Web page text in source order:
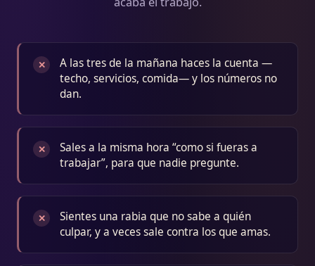
✕
A las tres de la mañana haces la cuenta —
techo, servicios, comida— y los números no
dan.
✕
Sales a la misma hora “como si fueras a
trabajar”, para que nadie pregunte.
✕
Sientes una rabia que no sabe a quién
culpar, y a veces sale contra los que amas.